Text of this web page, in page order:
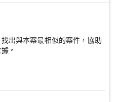
出與本案最相似的案件，協助
。